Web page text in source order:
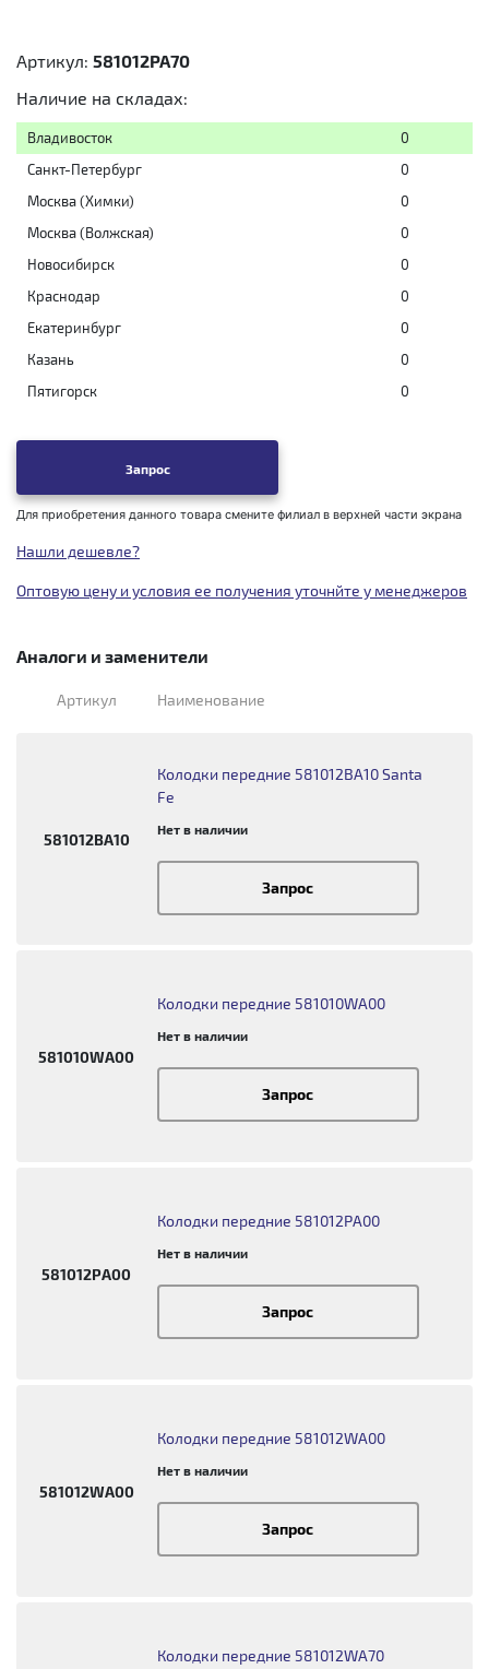
Артикул: 581012PA70
Наличие на складах:
Владивосток
0
Санкт-Петербург
0
Москва (Химки)
0
Москва (Волжская)
0
Новосибирск
0
Краснодар
0
Екатеринбург
0
Казань
0
Пятигорск
0
Запрос
Для приобретения данного товара смените филиал в верхней части экрана
Нашли дешевле?
Оптовую цену и условия ее получения уточнйте у менеджеров
Аналоги и заменители
Артикул Наименование
581012BA10
Колодки передние 581012BA10 Santa
Fe
Нет в наличии
Запрос
581010WA00
Колодки передние 581010WA00
Нет в наличии
Запрос
581012PA00
Колодки передние 581012PA00
Нет в наличии
Запрос
581012WA00
Колодки передние 581012WA00
Нет в наличии
Запрос
Колодки передние 581012WA70